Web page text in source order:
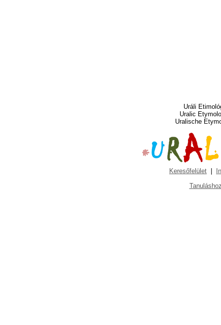
Uráli
Uralic
Uralische
Keresőfelület